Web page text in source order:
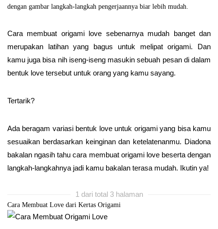
dengan gambar langkah-langkah pengerjaannya biar lebih mudah.
Cara membuat origami love sebenarnya mudah banget dan
merupakan latihan yang bagus untuk melipat origami. Dan
kamu juga bisa nih iseng-iseng masukin sebuah pesan di dalam
bentuk love tersebut untuk orang yang kamu sayang.
Tertarik?
Ada beragam variasi bentuk love untuk origami yang bisa kamu
sesuaikan berdasarkan keinginan dan ketelatenanmu. Diadona
bakalan ngasih tahu cara membuat origami love beserta dengan
langkah-langkahnya jadi kamu bakalan terasa mudah. Ikutin ya!
1 dari total 3 halaman
Cara Membuat Love dari Kertas Origami